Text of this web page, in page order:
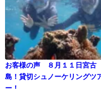
お客様の声 ８月１１日宮古
島！貸切シュノーケリングツ